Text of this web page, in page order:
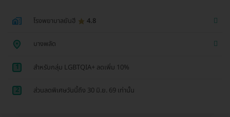
โรงพยาบาลยันฮี 4.8
บางพลัด
1 สำหรับกลุ่ม LGBTQIA+ ลดเพิ่ม 10%
2 ส่วนลดพิเศษวันนี้ถึง 30 มิ.ย. 69 เท่านั้น